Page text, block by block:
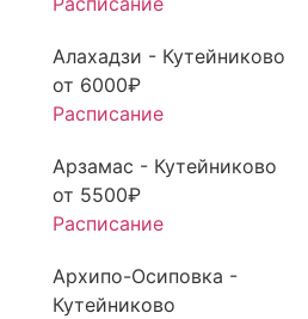
Алахадзи - Кутейниково
от 6000₽
Расписание
Арзамас - Кутейниково
от 5500₽
Расписание
Архипо-Осиповка -
Кутейниково